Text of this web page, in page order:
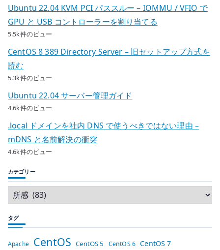
Ubuntu 22.04 KVM PCI パススルー – IOMMU / VFIO で
GPU と USB コントローラーを割り当てる
5.5k件のビュー
CentOS 8 389 Directory Server – 旧セットアップ方式を
読む
5.3k件のビュー
Ubuntu 22.04 サーバー管理ガイド
4.6k件のビュー
.local ドメインを社内 DNS で使うべきではない理由 –
mDNS と名前解決の衝突
4.6k件のビュー
カテゴリー
タグ
Apache CentOS CentOS 5 CentOS 6 CentOS 7